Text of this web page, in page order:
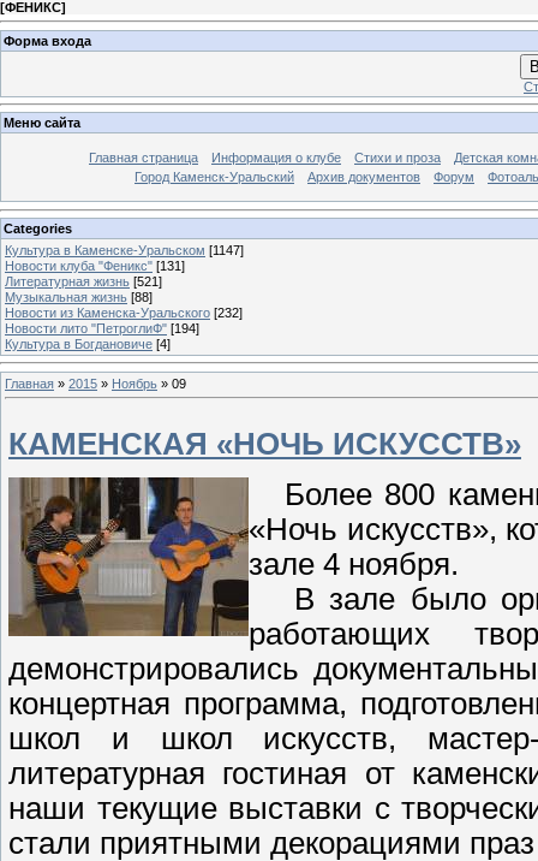
[ФЕНИКС]
Форма входа
Меню сайта
Главная страница Информация о клубе Стихи и проза
Детская
Город Каменск-Уральский
Архив документов Форум
Categories
Культура в Каменске-Уральском [1147]
Новости клуба "Феникс" [131]
Литературная жизнь [521]
Музыкальная жизнь [88]
Новости из Каменска-Уральского [232]
Новости лито "ПетроглиФ" [194]
Культура в Богдановиче [4]
Главная » 2015 » Ноябрь » 09
КАМЕНСКАЯ «НОЧЬ ИСКУССТВ»
Более 800
«Ночь искусств»,
зале 4 ноября.
В зале было
работающих
демонстрировались
концертная программа,
школ и школ искусств,
литературная гостиная от
наши текущие выставки с
стали приятными декорациями